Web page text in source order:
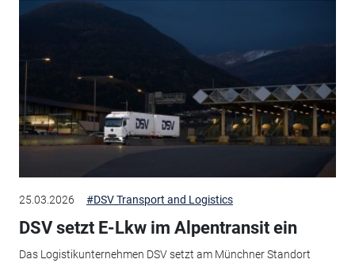
25.03.2026 #DSV Transport and Logistics
DSV setzt E-Lkw im Alpentransit ein
Das Logistikunternehmen DSV setzt am Münchner Standort